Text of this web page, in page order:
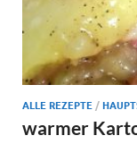
ALLE REZEPTE /
warmer